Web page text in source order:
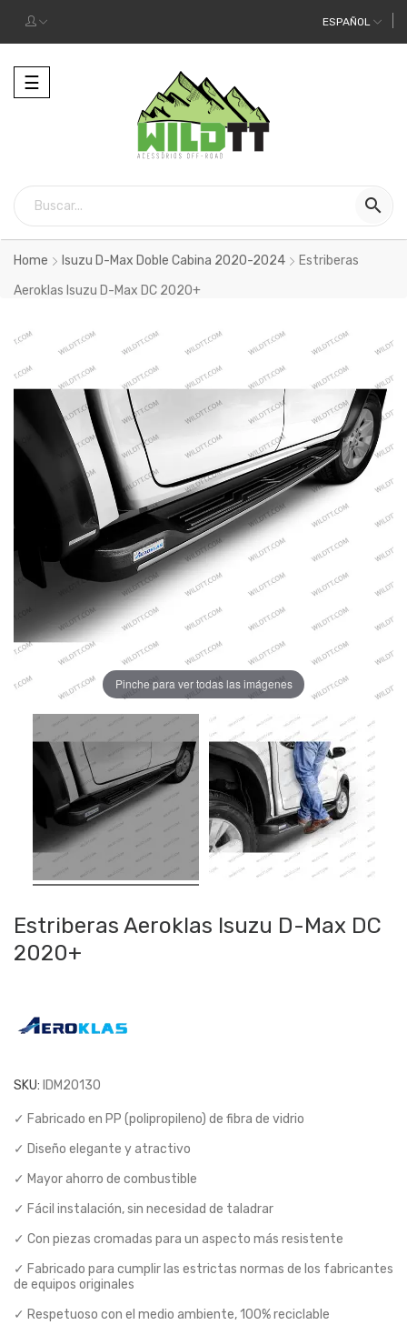
ESPAÑOL
Alternar
la
☰

Home Isuzu D-Max Doble Cabina 2020-2024
Estriberas
Aeroklas Isuzu D-Max DC 2020+
Pinche para ver todas las imágenes
Estriberas Aeroklas Isuzu D-Max DC
2020+
SKU: IDM20130
✓ Fabricado en PP (polipropileno) de fibra de vidrio
✓ Diseño elegante y atractivo
✓ Mayor ahorro de combustible
✓ Fácil instalación, sin necesidad de taladrar
✓ Con piezas cromadas para un aspecto más resistente
✓ Fabricado para cumplir las estrictas normas de los fabricantes
de equipos originales
✓ Respetuoso con el medio ambiente, 100% reciclable